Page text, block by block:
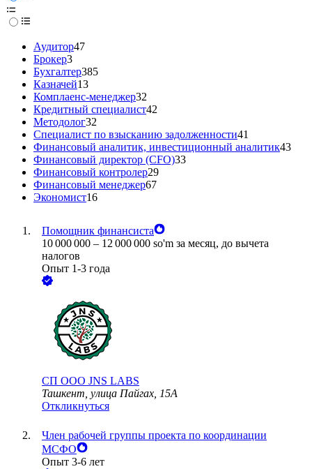
Аудитор47
Брокер3
Бухгалтер385
Казначей13
Комплаенс-менеджер32
Кредитный специалист42
Методолог32
Специалист по взысканию задолженности41
Финансовый аналитик, инвестиционный аналитик43
Финансовый директор (CFO)33
Финансовый контролер29
Финансовый менеджер67
Экономист16
Помощник финансиста
10 000 000 – 12 000 000 so'm за месяц, до вычета
налогов
Опыт 1-3 года
СП ООО JNS LABS
Ташкент, улица Пайгах, 15А
Откликнуться
Член рабочей группы проекта по координации
МСФО
Опыт 3-6 лет